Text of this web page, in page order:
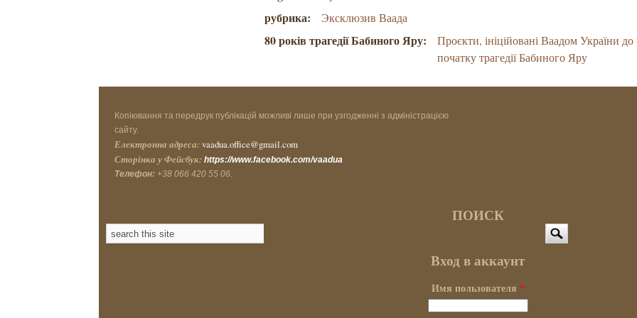
рубрика: Эксклюзив Ваада
80 років трагедії Бабиного Яру:
Проєкти, ініційовані Ваадом України до
початку трагедії Бабиного Яру
Копіювання та передрук публікацій можливі лише при узгодженні з адміністрацією
сайту.
Електронна адреса: vaadua.office@gmail.com
Сторінка у Фейсбук: https://www.facebook.com/vaadua
Телефон: +38 066 420 55 06.
ПОИСК
Поиск
Вход в аккаунт
Имя пользователя *